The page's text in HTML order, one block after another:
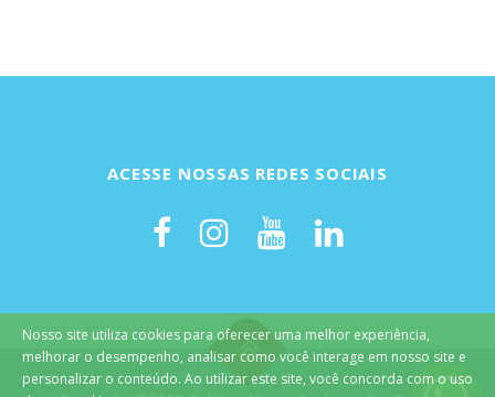
ACESSE NOSSAS REDES SOCIAIS
Nosso site utiliza cookies para oferecer uma melhor experiência,
melhorar o desempenho, analisar como você interage em nosso site e
personalizar o conteúdo. Ao utilizar este site, você concorda com o uso